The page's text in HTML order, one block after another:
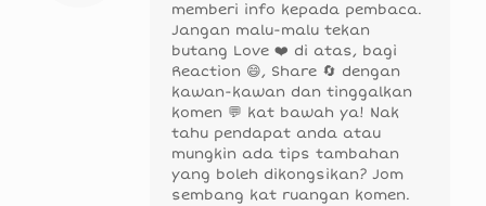
memberi info kepada pembaca.
Jangan malu-malu tekan
butang Love ❤️ di atas, bagi
Reaction 😄, Share 🔄 dengan
kawan-kawan dan tinggalkan
komen 💬 kat bawah ya! Nak
tahu pendapat anda atau
mungkin ada tips tambahan
yang boleh dikongsikan? Jom
sembang kat ruangan komen.